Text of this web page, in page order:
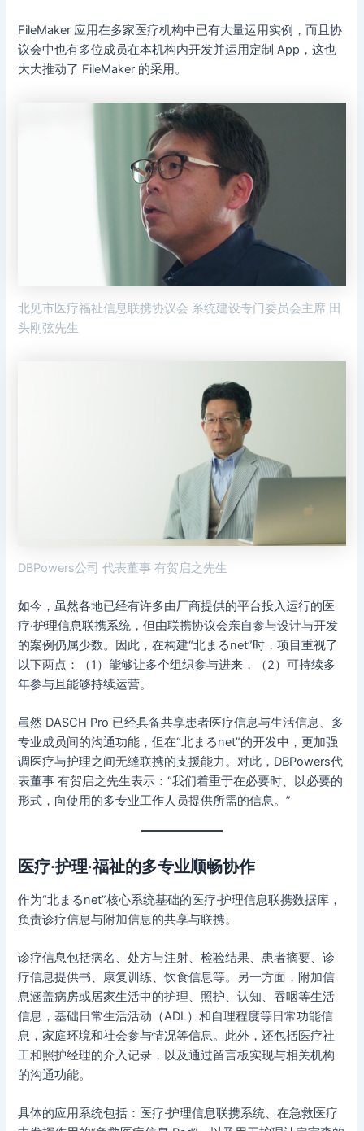
FileMaker 应用在多家医疗机构中已有大量运用实例，而且协
议会中也有多位成员在本机构内开发并运用定制 App，这也
大大推动了 FileMaker 的采用。
北见市医疗福祉信息联携协议会 系统建设专门委员会主席 田
头刚弦先生
DBPowers公司 代表董事 有贺启之先生
如今，虽然各地已经有许多由厂商提供的平台投入运行的医
疗·护理信息联携系统，但由联携协议会亲自参与设计与开发
的案例仍属少数。因此，在构建“北まるnet”时，项目重视了
以下两点：（1）能够让多个组织参与进来，（2）可持续多
年参与且能够持续运营。
虽然 DASCH Pro 已经具备共享患者医疗信息与生活信息、多
专业成员间的沟通功能，但在“北まるnet”的开发中，更加强
调医疗与护理之间无缝联携的支援能力。对此，DBPowers代
表董事 有贺启之先生表示：“我们着重于在必要时、以必要的
形式，向使用的多专业工作人员提供所需的信息。”
医疗·护理·福祉的多专业顺畅协作
作为“北まるnet”核心系统基础的医疗·护理信息联携数据库，
负责诊疗信息与附加信息的共享与联携。
诊疗信息包括病名、处方与注射、检验结果、患者摘要、诊
疗信息提供书、康复训练、饮食信息等。另一方面，附加信
息涵盖病房或居家生活中的护理、照护、认知、吞咽等生活
信息，基础日常生活活动（ADL）和自理程度等日常功能信
息，家庭环境和社会参与情况等信息。此外，还包括医疗社
工和照护经理的介入记录，以及通过留言板实现与相关机构
的沟通功能。
具体的应用系统包括：医疗·护理信息联携系统、在急救医疗